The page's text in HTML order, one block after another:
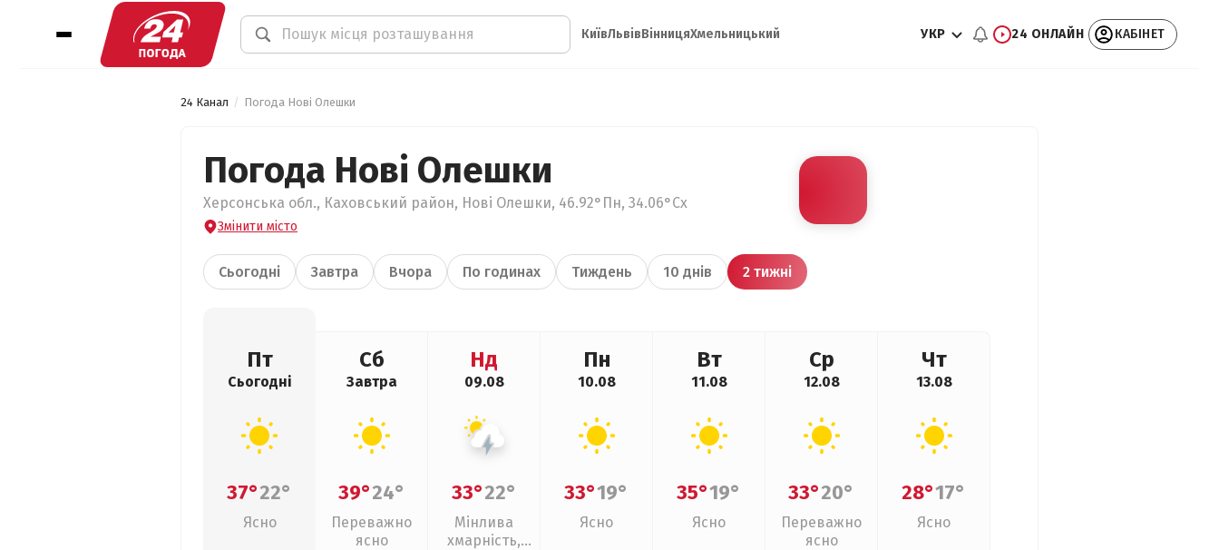
КиївЛьвівВінницяХмельницький УКР 24 ОНЛАЙН КАБІНЕТ
24 Канал Погода Нові Олешки
Погода Нові Олешки
Херсонська обл., Каховський район, Нові Олешки, 46.92°Пн, 34.06°Сх
Змінити місто
Сьогодні Завтра Вчора По годинах Тиждень 10 днів 2 тижні
Пт
Сьогодні
37°22°
Ясно
Сб
Завтра
39°24°
Переважно
ясно
Нд
09.08
33°22°
Мінлива
хмарність,
Пн
10.08
33°19°
Ясно
Вт
11.08
35°19°
Ясно
Ср
12.08
33°20°
Переважно
ясно
Чт
13.08
28°17°
Ясно